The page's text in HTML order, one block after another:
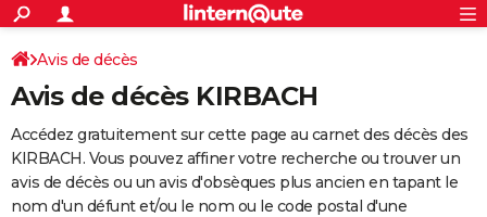
ACTUALITÉS
Politique
Société
Faits Divers
Education
Monde
Villes
+
SPORT
Coupe du monde 2026
Football
Tennis
Cyclisme
Rugby
Forum
Programme TV
TNT
Streaming
Cinéma
Sorties cinéma
Musique
+
FINANCE
Retraite
Epargne
Immobilier
Risques naturels par ville
Banque
Assurance
AUTO
Avis de décès
Avis de décès KIRBACH
Accédez gratuitement sur cette page au carnet des décès des
KIRBACH. Vous pouvez affiner votre recherche ou trouver un
avis de décès ou un avis d'obsèques plus ancien en tapant le
nom d'un défunt et/ou le nom ou le code postal d'une